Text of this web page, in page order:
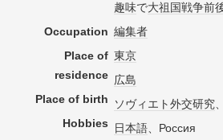
趣味で大祖国戦争前
Occupation 編集者
Place of
residence
東京
Place of birth
広島
Hobbies
ソヴィエト外交研究、
日本語、Россия